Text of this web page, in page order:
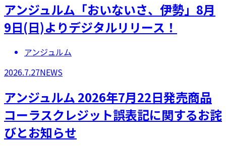
アンジュルム「おいないさ、伊勢」8月
9日(日)よりデジタルリリース！
アンジュルム
2026.7.27NEWS
アンジュルム 2026年7月22日発売商品
コーラスクレジット誤表記に関するお詫
びとお知らせ